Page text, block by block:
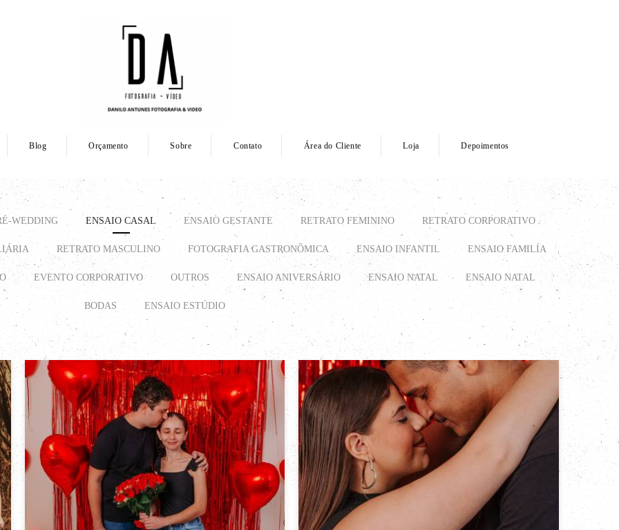
Blog Orçamento Sobre Contato Área do Cliente Loja Depoimentos
WEDDING ENSAIO CASAL ENSAIO GESTANTE RETRATO FEMININO RETRATO CORPORATIVO
RETRATO MASCULINO FOTOGRAFIA GASTRONÔMICA ENSAIO INFANTIL ENSAIO FAMILÍA
EVENTO CORPORATIVO OUTROS ENSAIO ANIVERSÁRIO ENSAIO NATAL ENSAIO NATAL
BODAS ENSAIO ESTÚDIO